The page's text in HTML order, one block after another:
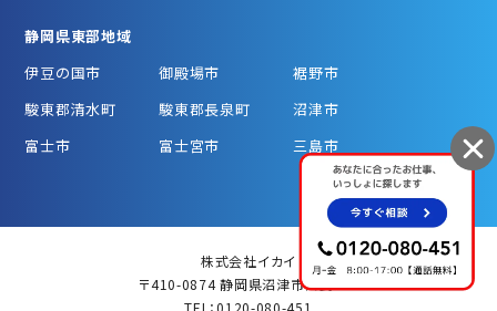
静岡県東部地域
伊豆の国市
御殿場市
裾野市
駿東郡清水町
駿東郡長泉町
沼津市
富士市
富士宮市 三島市
株式会社イカイ
〒410-0874 静岡県沼津市松長787
TEL：0120-080-451